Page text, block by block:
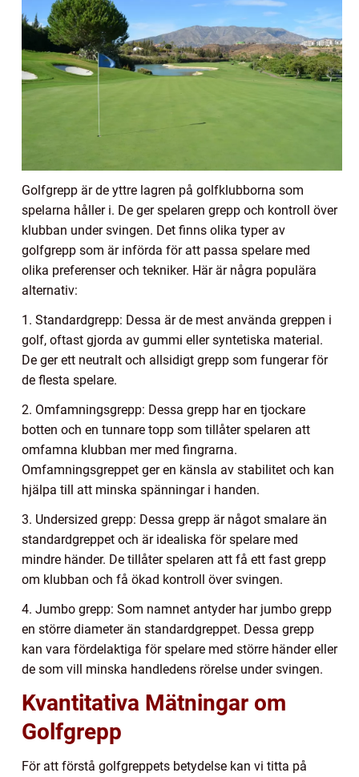
Golfgrepp är de yttre lagren på golfklubborna som
spelarna håller i. De ger spelaren grepp och kontroll över
klubban under svingen. Det finns olika typer av
golfgrepp som är införda för att passa spelare med
olika preferenser och tekniker. Här är några populära
alternativ:
1. Standardgrepp: Dessa är de mest använda greppen i
golf, oftast gjorda av gummi eller syntetiska material.
De ger ett neutralt och allsidigt grepp som fungerar för
de flesta spelare.
2. Omfamningsgrepp: Dessa grepp har en tjockare
botten och en tunnare topp som tillåter spelaren att
omfamna klubban mer med fingrarna.
Omfamningsgreppet ger en känsla av stabilitet och kan
hjälpa till att minska spänningar i handen.
3. Undersized grepp: Dessa grepp är något smalare än
standardgreppet och är idealiska för spelare med
mindre händer. De tillåter spelaren att få ett fast grepp
om klubban och få ökad kontroll över svingen.
4. Jumbo grepp: Som namnet antyder har jumbo grepp
en större diameter än standardgreppet. Dessa grepp
kan vara fördelaktiga för spelare med större händer eller
de som vill minska handledens rörelse under svingen.
Kvantitativa Mätningar om
Golfgrepp
För att förstå golfgreppets betydelse kan vi titta på